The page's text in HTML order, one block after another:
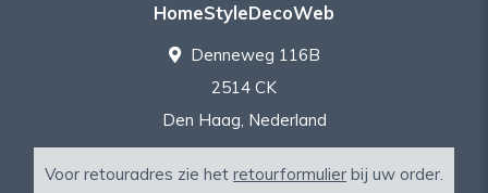
HomeStyleDecoWeb
Denneweg 116B
2514 CK
Den Haag, Nederland
Voor retouradres zie het retourformulier bij uw order.